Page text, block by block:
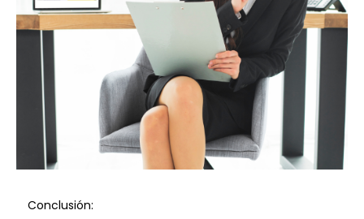
Conclusión: